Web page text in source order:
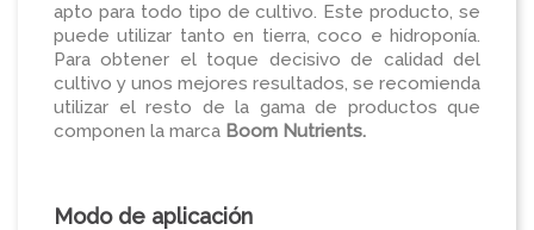
apto para todo tipo de cultivo. Este producto, se
puede utilizar tanto en tierra, coco e hidroponía.
Para obtener el toque decisivo de calidad del
cultivo y unos mejores resultados, se recomienda
utilizar el resto de la gama de productos que
componen la marca Boom Nutrients.
Modo de aplicación